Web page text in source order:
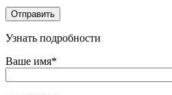
Узнать подробности
Ваше имя*